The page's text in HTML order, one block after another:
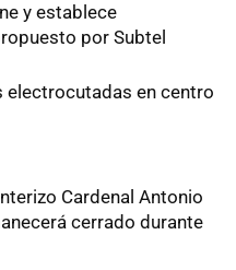
y establece
por Subtel
electrocutadas en centro
Cardenal Antonio
cerrado durante